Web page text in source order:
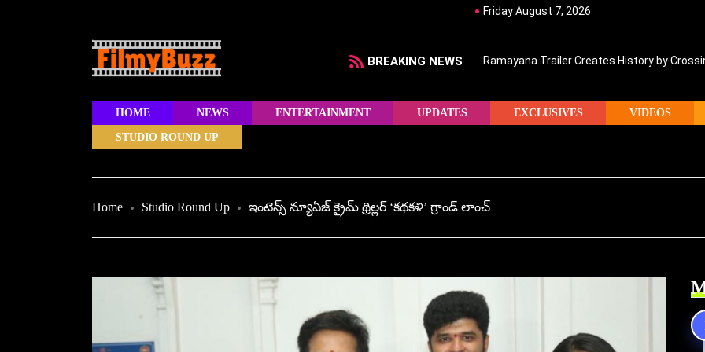
Friday August 7, 2026
BREAKING NEWS Ramayana Trailer Creates History by
HOME NEWS ENTERTAINMENT UPDATES EXCLUSIVES VIDEOS
STUDIO ROUND UP
Home Studio Round Up ఇంటెన్స్ న్యూఏజ్ క్రైమ్ థ్రిల్లర్ ‘కథకళి’ గ్రాండ్ లాంచ్